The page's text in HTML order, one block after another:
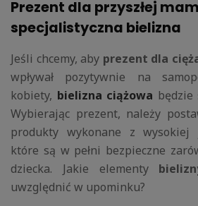
Prezent dla przyszłej
specjalistyczna bielizna
Jeśli chcemy, aby prezent dla
wpływał pozytywnie na
kobiety, bielizna ciążowa będzie
Wybierając prezent, należy
produkty wykonane z wysokiej
które są w pełni bezpieczne
dziecka. Jakie elementy
uwzględnić w upominku?